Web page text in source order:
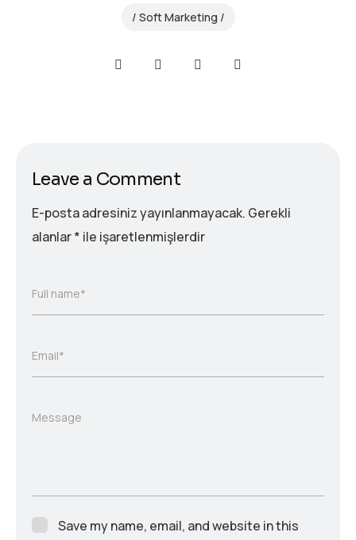
Soft Marketing
Leave a Comment
E-posta adresiniz yayınlanmayacak. Gerekli
alanlar* ile işaretlenmişlerdir
Full name*
Email*
Message
Save my name, email, and website in this